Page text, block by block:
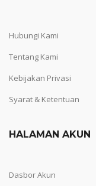
Hubungi Kami
Tentang Kami
Kebijakan Privasi
Syarat & Ketentuan
HALAMAN AKUN
Dasbor Akun